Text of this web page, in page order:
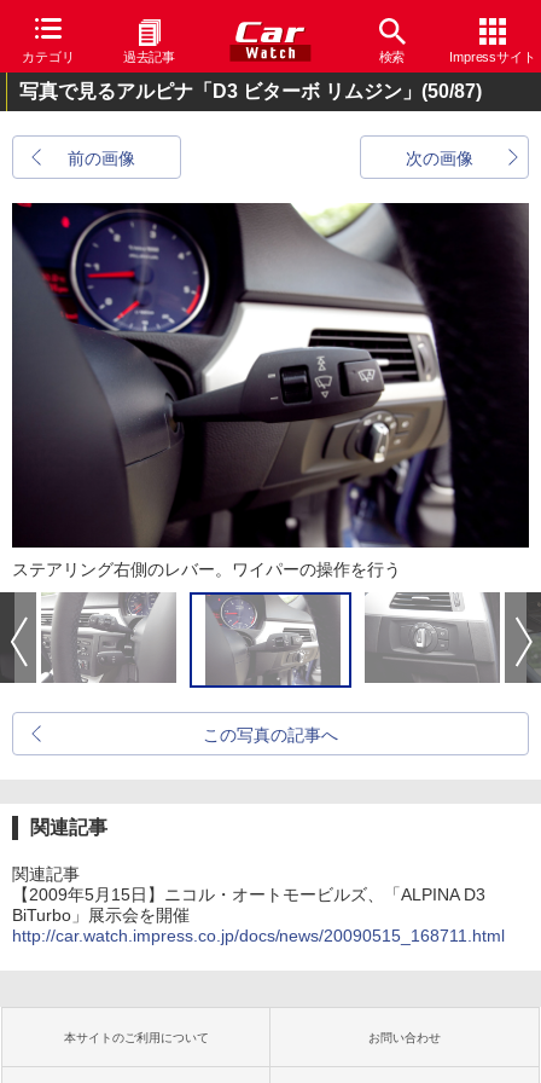
カテゴリ 過去記事 検索 Impressサイト
写真で見るアルピナ「D3 ビターボ リムジン」 (50/87)
前の画像 次の画像
ステアリング右側のレバー。ワイパーの操作を行う
この写真の記事へ
関連記事
関連記事
【2009年5月15日】ニコル・オートモービルズ、「ALPINA D3
BiTurbo」展示会を開催
http://car.watch.impress.co.jp/docs/news/20090515_168711.html
本サイトのご利用について お問い合わせ